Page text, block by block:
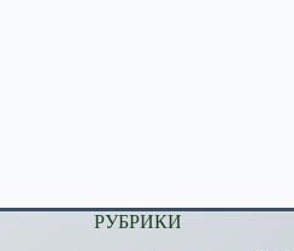
РУБРИКИ